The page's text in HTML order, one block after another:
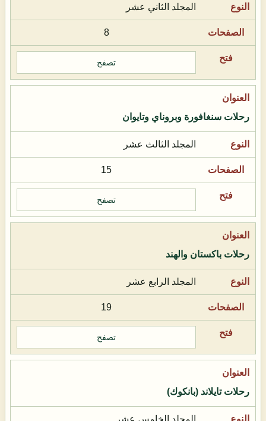
المجلد الثاني عشر
8
تصفح
رحلات سنغافورة وبروناي وتايوان
المجلد الثالث عشر
15
تصفح
رحلات باكستان والهند
المجلد الرابع عشر
19
تصفح
رحلات تايلاند (بانكوك)
المجلد الخامس عشر